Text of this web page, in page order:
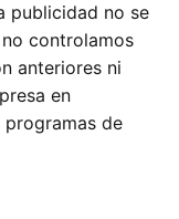
publicidad no se
controlamos
anteriores ni
en
de